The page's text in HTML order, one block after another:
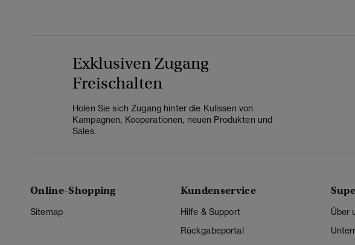
Exklusiven Zugang
Freischalten
Holen Sie sich Zugang hinter die Kulissen von
Kampagnen, Kooperationen, neuen Produkten und
Sales.
Online-Shopping
Sitemap
Kundenservice
Hilfe & Support
Rückgabeportal
Über